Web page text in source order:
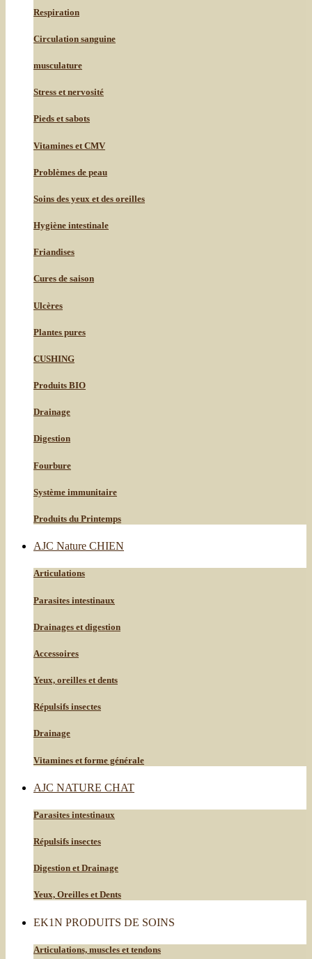
Respiration
Circulation sanguine
musculature
Stress et nervosité
Pieds et sabots
Vitamines et CMV
Problèmes de peau
Soins des yeux et des oreilles
Hygiène intestinale
Friandises
Cures de saison
Ulcères
Plantes pures
CUSHING
Produits BIO
Drainage
Digestion
Fourbure
Système immunitaire
Produits du Printemps
AJC Nature CHIEN
Articulations
Parasites intestinaux
Drainages et digestion
Accessoires
Yeux, oreilles et dents
Répulsifs insectes
Drainage
Vitamines et forme générale
AJC NATURE CHAT
Parasites intestinaux
Répulsifs insectes
Digestion et Drainage
Yeux, Oreilles et Dents
EK1N PRODUITS DE SOINS
Articulations, muscles et tendons